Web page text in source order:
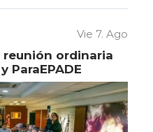
Vie 7. Ago
reunión ordinaria
ParaEPADE